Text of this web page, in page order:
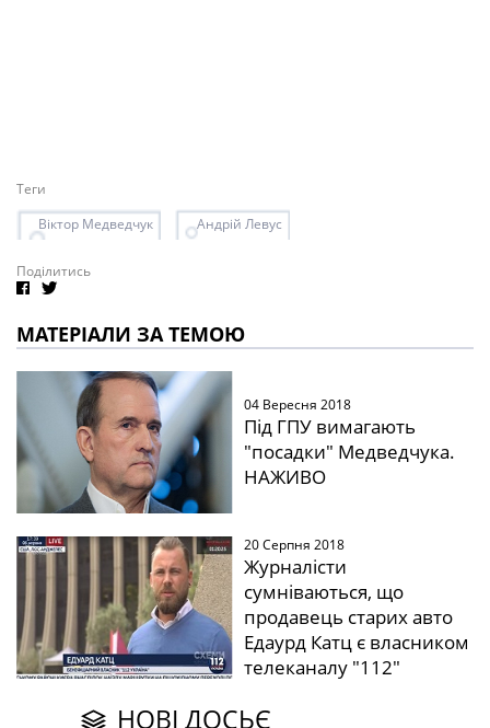
Теги
Віктор Медведчук
Андрій Левус
Поділитись
МАТЕРІАЛИ ЗА ТЕМОЮ
04 Вересня 2018
Під ГПУ вимагають
"посадки" Медведчука.
НАЖИВО
20 Серпня 2018
Журналісти
сумніваються, що
продавець старих авто
Едаурд Катц є власником
телеканалу "112"
НОВІ ДОСЬЄ